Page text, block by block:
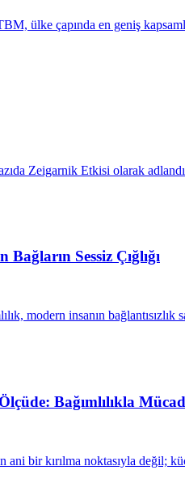
ülke çapında en geniş
Zeigarnik Etkisi olarak
Bağların Sessiz Çığlığı
modern insanın bağlantısızlık
Bağımlılıkla
ani bir kırılma noktasıyla değil;